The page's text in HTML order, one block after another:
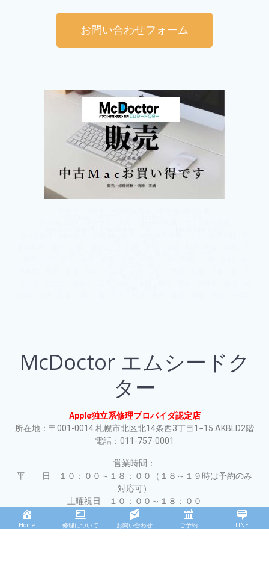
お問い合わせフォーム
McDoctor エムシードク
ター
Apple独立系修理プロバイダ認定店
所在地：〒001-0014 札幌市北区北14条西3丁目1−15 AKBLD2階
電話：011-757-0001
営業時間：
平 日 １０：００～１８：００（１８～１９時は予約のみ
対応可）
土曜祝日 １０：００～１８：００
休 日 日曜日、年末年始、夏期休業、店舗指定休業日
Home 修理について お問い合わせ ご予約 LINE